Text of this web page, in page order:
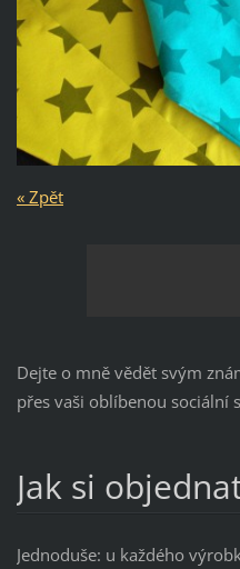
« Zpět
Dejte o mně vědět svým
přes vaši oblíbenou sociální
Jak si
Jednoduše: u každého